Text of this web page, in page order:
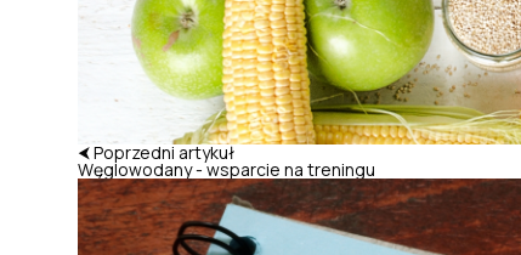
⮜ Poprzedni artykuł
Węglowodany - wsparcie na treningu